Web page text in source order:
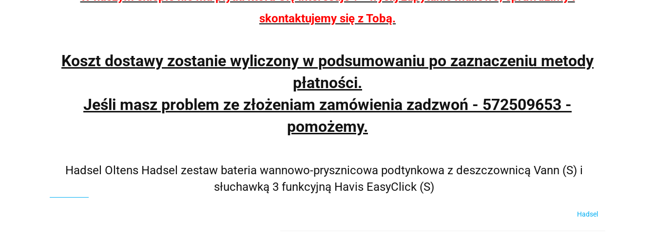
skontaktujemy się z Tobą.
Koszt dostawy zostanie wyliczony w podsumowaniu po zaznaczeniu metody
płatności.
Jeśli masz problem ze złożeniam zamówienia zadzwoń - 572509653 -
pomożemy.
Hadsel Oltens Hadsel zestaw bateria wannowo-prysznicowa podtynkowa z deszczownicą Vann (S) i
słuchawką 3 funkcyjną Havis EasyClick (S)
Hadsel